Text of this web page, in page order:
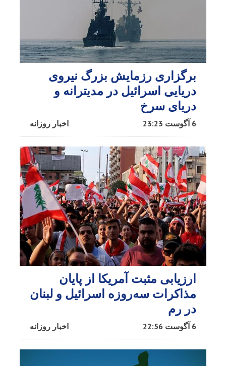
برگزاری رزمایش بزرگ نیروی
دریایی اسرائیل در مدیترانه و
دریای سرخ​
اخبار روزانه 6 آگوست 23:23
ارزیابی مثبت آمریکا از پایان
مذاکرات سه‌روزه اسرائیل و لبنان
در رم
اخبار روزانه 6 آگوست 22:56